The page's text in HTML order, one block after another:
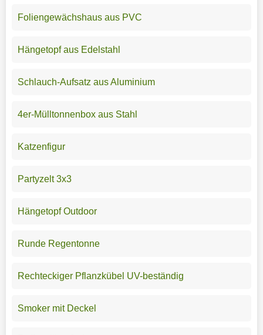
Foliengewächshaus aus PVC
Hängetopf aus Edelstahl
Schlauch-Aufsatz aus Aluminium
4er-Mülltonnenbox aus Stahl
Katzenfigur
Partyzelt 3x3
Hängetopf Outdoor
Runde Regentonne
Rechteckiger Pflanzkübel UV-beständig
Smoker mit Deckel